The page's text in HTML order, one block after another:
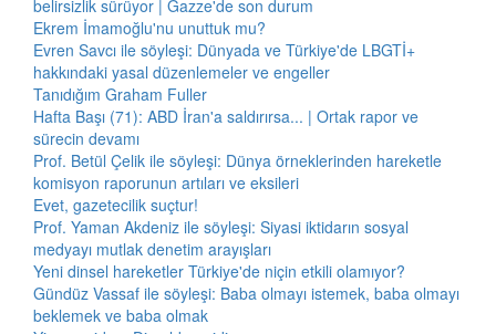
belirsizlik sürüyor | Gazze'de son durum
Ekrem İmamoğlu'nu unuttuk mu?
Evren Savcı ile söyleşi: Dünyada ve Türkiye'de LBGTİ+
hakkındaki yasal düzenlemeler ve engeller
Tanıdığım Graham Fuller
Hafta Başı (71): ABD İran'a saldırırsa... | Ortak rapor ve
sürecin devamı
Prof. Betül Çelik ile söyleşi: Dünya örneklerinden hareketle
komisyon raporunun artıları ve eksileri
Evet, gazetecilik suçtur!
Prof. Yaman Akdeniz ile söyleşi: Siyasi iktidarın sosyal
medyayı mutlak denetim arayışları
Yeni dinsel hareketler Türkiye'de niçin etkili olamıyor?
Gündüz Vassaf ile söyleşi: Baba olmayı istemek, baba olmayı
beklemek ve baba olmak